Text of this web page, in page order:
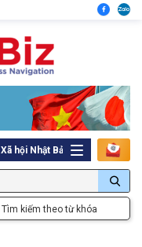
Xã hội Nhật Bản Thủ tục pháp
Tìm kiếm theo từ khóa